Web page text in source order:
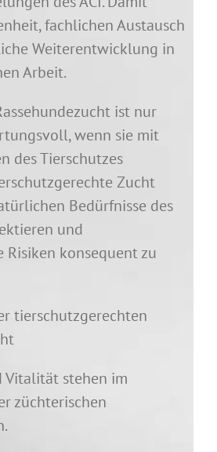
fachlichen Austausch
Weiterentwicklung in
Arbeit.
ist nur
wenn sie mit
des Tierschutzes
Zucht
Bedürfnisse des
und
konsequent zu
tierschutzgerechten
Vitalität stehen im
züchterischen